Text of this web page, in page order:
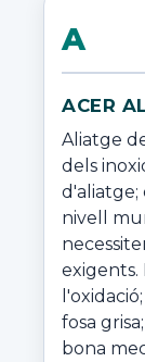
A
ACER
Aliatge
dels
d'aliatge;
nivell
exigents.
fosa
bona